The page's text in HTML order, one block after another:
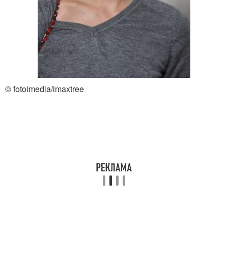
© fotoimedia/imaxtree